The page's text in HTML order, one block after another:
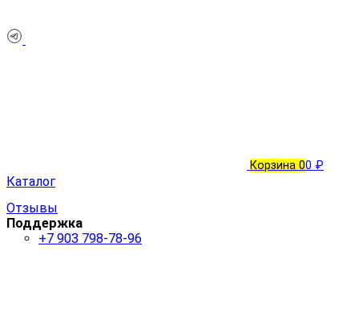
Корзина 00 ₽
Каталог
Отзывы
Поддержка
+7 903 798-78-96